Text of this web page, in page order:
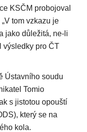
KSČM probojoval
tom vzkazu je
jako důležitá, ne-li
výsledky pro ČT
Ústavního soudu
Tomio
s jistotou opouští
který se na
kola.